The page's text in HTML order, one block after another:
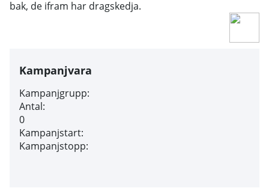
bak, de ifram har dragskedja.
Kampanjvara
Kampanjgrupp:
Antal:
0
Kampanjstart:
Kampanjstopp: